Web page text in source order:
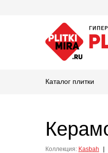
Каталог плитки
Коллекция: Kasbah